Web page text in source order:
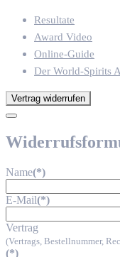
Resultate
Award Video
Online-Guide
Der World-Spirits
Vertrag widerrufen
Name(*)
E-Mail(*)
Vertrag
(Vertrags, Bestellnummer,
(*)